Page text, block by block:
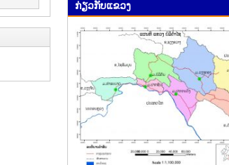
ກ່ຽວ​ກັບ​ແຂວງ